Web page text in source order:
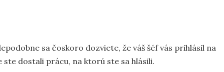
sa čoskoro dozviete, že váš šéf vás prihlásil na
ste dostali prácu, na ktorú ste sa hlásili.